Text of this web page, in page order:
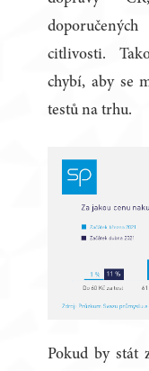
citlivosti.
chybí, aby se
testů na trhu.
Pokud by stát